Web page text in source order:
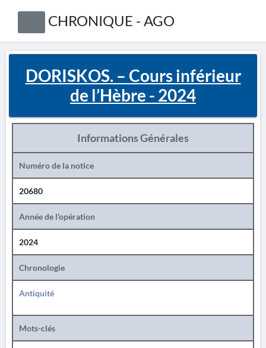
CHRONIQUE - AGO
DORISKOS. – Cours inférieur
de l’Hèbre - 2024
Informations Générales
Numéro de la notice
20680
Année de l'opération
2024
Chronologie
Antiquité
Mots-clés